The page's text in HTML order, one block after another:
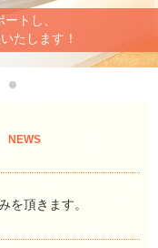
トし、
たします！
NEWS
を頂きます。